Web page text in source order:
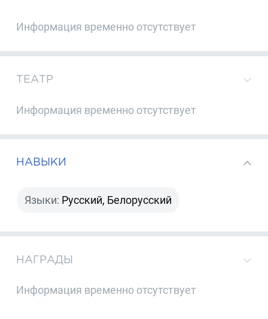
Информация временно отсутствует
ТЕАТР
Информация временно отсутствует
НАВЫКИ
Языки: Русский, Белорусский
НАГРАДЫ
Информация временно отсутствует